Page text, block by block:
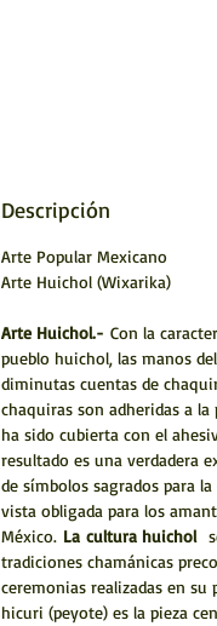
Descripción
Arte Popular Mexicano
Arte Huichol (Wixarika)
Arte Huichol.- Con la
pueblo huichol, las manos
diminutas cuentas de
chaquiras son adheridas a
ha sido cubierta con el
resultado es una verdadera
de símbolos sagrados para
vista obligada para los
México. La cultura huichol
tradiciones chamánicas
ceremonias realizadas en su
hicuri (peyote) es la pieza